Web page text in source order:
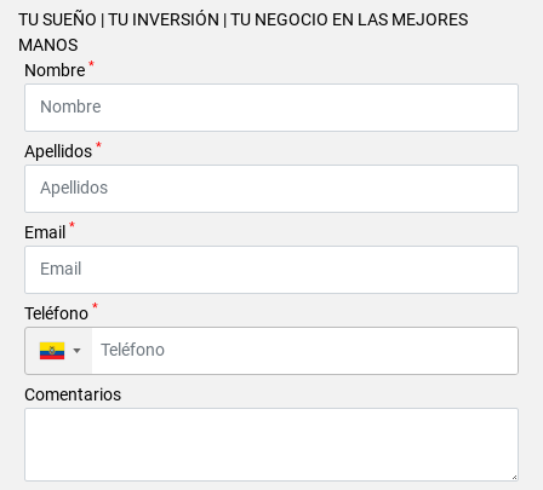
TU SUEÑO | TU INVERSIÓN | TU NEGOCIO EN LAS MEJORES
MANOS
Nombre *
Apellidos *
Email *
Teléfono *
▼
Comentarios